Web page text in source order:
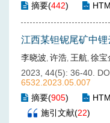
摘要(442)
江西某钽铌尾矿中
李晓波, 许浩, 王航, 徐宝
2023, 44(5): 36-40.
6532.2023.05.007
摘要(905)
施引文献(22)